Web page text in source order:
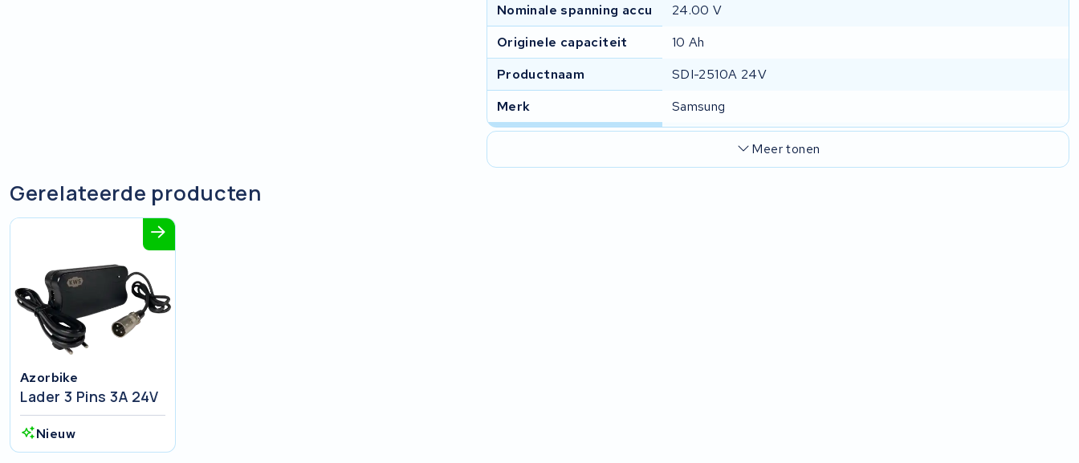
Nominale spanning accu
24.00 V
Originele capaciteit
10 Ah
Productnaam
SDI-2510A 24V
Merk
Samsung
Meer tonen
Gerelateerde producten
Azorbike
Lader 3 Pins 3A 24V
Nieuw